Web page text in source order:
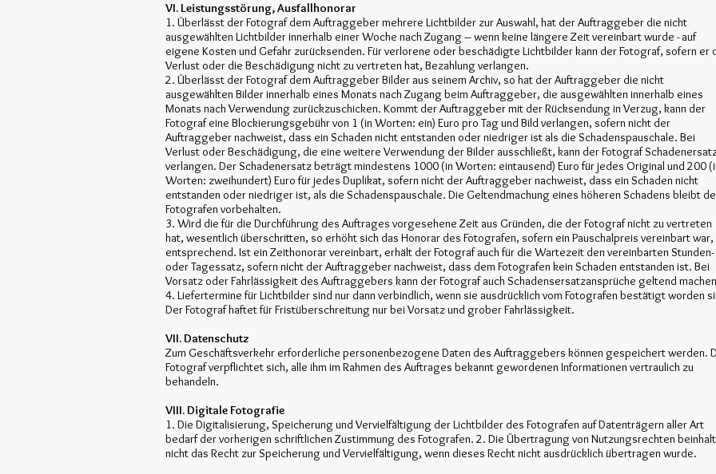
VI. Leistungsstörung, Ausfallhonorar
1. Überlässt der Fotograf dem Auftraggeber mehrere Lichtbilder zur Auswahl, hat der Auftraggeber die nicht
ausgewählten Lichtbilder innerhalb einer Woche nach Zugang – wenn keine längere Zeit vereinbart wurde - auf
eigene Kosten und Gefahr zurücksenden. Für verlorene oder beschädigte Lichtbilder kann der Fotograf, sofern er
Verlust oder die Beschädigung nicht zu vertreten hat, Bezahlung verlangen.
2. Überlässt der Fotograf dem Auftraggeber Bilder aus seinem Archiv, so hat der Auftraggeber die nicht
ausgewählten Bilder innerhalb eines Monats nach Zugang beim Auftraggeber, die ausgewählten innerhalb eines
Monats nach Verwendung zurückzuschicken. Kommt der Auftraggeber mit der Rücksendung in Verzug, kann der
Fotograf eine Blockierungsgebühr von 1 (in Worten: ein) Euro pro Tag und Bild verlangen, sofern nicht der
Auftraggeber nachweist, dass ein Schaden nicht entstanden oder niedriger ist als die Schadenspauschale. Bei
Verlust oder Beschädigung, die eine weitere Verwendung der Bilder ausschließt, kann der Fotograf
verlangen. Der Schadenersatz beträgt mindestens 1000 (in Worten: eintausend) Euro für jedes Original und 200
Worten: zweihundert) Euro für jedes Duplikat, sofern nicht der Auftraggeber nachweist, dass ein Schaden nicht
entstanden oder niedriger ist, als die Schadenspauschale. Die Geltendmachung eines höheren Schadens bleibt
Fotografen vorbehalten.
3. Wird die für die Durchführung des Auftrages vorgesehene Zeit aus Gründen, die der Fotograf nicht zu vertreten
hat, wesentlich überschritten, so erhöht sich das Honorar des Fotografen, sofern ein Pauschalpreis vereinbart war,
entsprechend. Ist ein Zeithonorar vereinbart, erhält der Fotograf auch für die Wartezeit den vereinbarten Stunden-
oder Tagessatz, sofern nicht der Auftraggeber nachweist, dass dem Fotografen kein Schaden entstanden ist. Bei
Vorsatz oder Fahrlässigkeit des Auftraggebers kann der Fotograf auch Schadensersatzansprüche geltend
4. Liefertermine für Lichtbilder sind nur dann verbindlich, wenn sie ausdrücklich vom Fotografen bestätigt worden
Der Fotograf haftet für Fristüberschreitung nur bei Vorsatz und grober Fahrlässigkeit.
VII. Datenschutz
Zum Geschäftsverkehr erforderliche personenbezogene Daten des Auftraggebers können gespeichert werden.
Fotograf verpflichtet sich, alle ihm im Rahmen des Auftrages bekannt gewordenen Informationen vertraulich zu
behandeln.
VIII. Digitale Fotografie
1. Die Digitalisierung, Speicherung und Vervielfältigung der Lichtbilder des Fotografen auf Datenträgern aller Art
bedarf der vorherigen schriftlichen Zustimmung des Fotografen. 2. Die Übertragung von Nutzungsrechten
nicht das Recht zur Speicherung und Vervielfältigung, wenn dieses Recht nicht ausdrücklich übertragen wurde.